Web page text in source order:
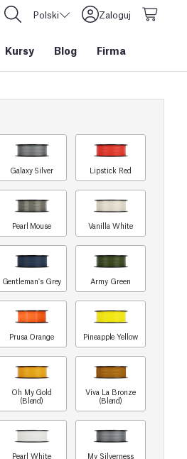
Polski Zaloguj
Kursy Blog Firma
Galaxy Silver Lipstick Red
Pearl Mouse Vanilla White
Gentleman's Grey Army Green
Prusa Orange Pineapple Yellow
Oh My Gold
(Blend)
Viva La Bronze
(Blend)
Pearl White
My Silverness